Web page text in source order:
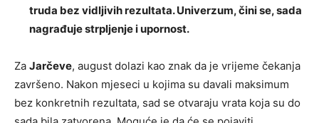
truda bez vidljivih rezultata. Univerzum, čini se, sada
nagrađuje strpljenje i upornost.
Za Jarčeve, august dolazi kao znak da je vrijeme čekanja
završeno. Nakon mjeseci u kojima su davali maksimum
bez konkretnih rezultata, sad se otvaraju vrata koja su do